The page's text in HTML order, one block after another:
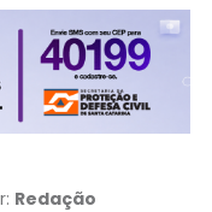
Redação